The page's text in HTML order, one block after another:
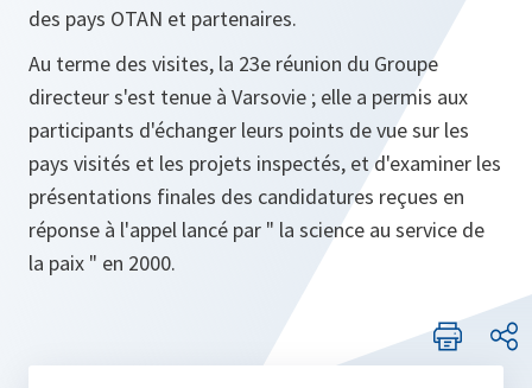
des pays OTAN et partenaires.
Au terme des visites, la 23e réunion du Groupe
directeur s'est tenue à Varsovie ; elle a permis aux
participants d'échanger leurs points de vue sur les
pays visités et les projets inspectés, et d'examiner les
présentations finales des candidatures reçues en
réponse à l'appel lancé par " la science au service de
la paix " en 2000.